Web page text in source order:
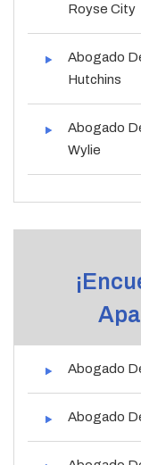
Royse City
Abogado
Hutchins
Abogado
Wylie
Abogado
Abogado